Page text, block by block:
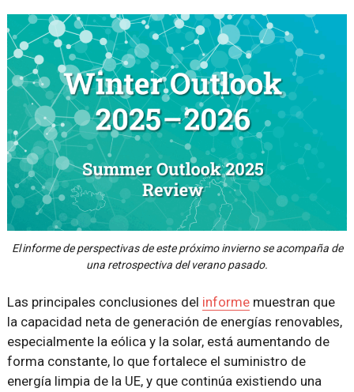
El informe de perspectivas de este próximo invierno se acompaña de
una retrospectiva del verano pasado.
Las principales conclusiones del informemuestran que
la capacidad neta de generación de energías renovables,
especialmente la eólica y la solar, está aumentando de
forma constante, lo que fortalece el suministro de
energía limpia de la UE, y que continúa existiendo una